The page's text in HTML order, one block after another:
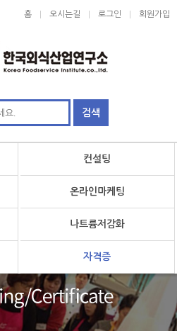
홈 오시는길 로그인 회원가입
컨설팅
온라인마케팅
나트륨저감화
자격증